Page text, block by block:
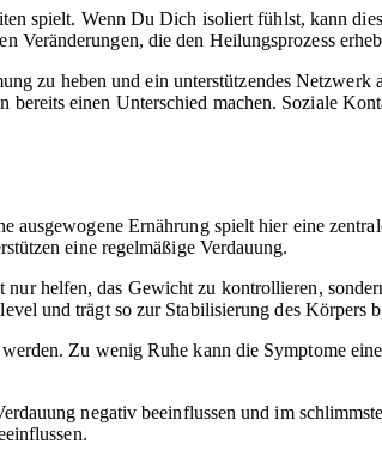
spielt. Wenn Du Dich isoliert fühlst, kann
Veränderungen, die den Heilungsprozess
zu heben und ein unterstützendes
einen Unterschied machen. Soziale
ausgewogene Ernährung spielt hier eine
eine regelmäßige Verdauung.
helfen, das Gewicht zu kontrollieren,
und trägt so zur Stabilisierung des Körpers
Zu wenig Ruhe kann die Symptome
negativ beeinflussen und im